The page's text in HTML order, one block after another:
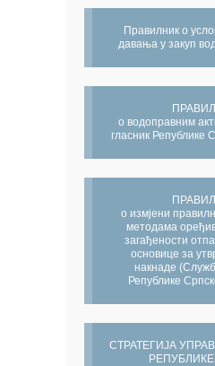
Правилник о
давања у закуп
о водоправним
гласник Републике
о измјени
методама
загађености
основице за
накнаде
Републике
СТРАТЕГИЈА